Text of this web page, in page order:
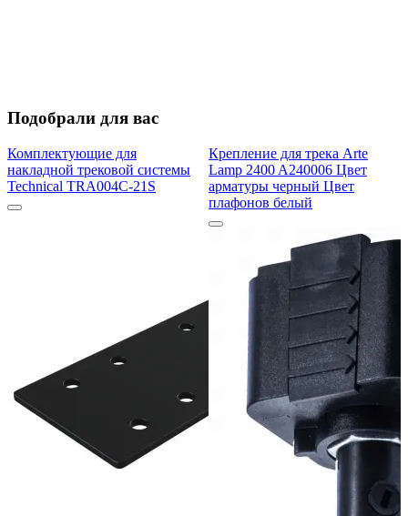
Подобрали для вас
Комплектующие для
накладной трековой системы
Technical TRA004C-21S
Крепление для трека Arte
Lamp 2400 A240006 Цвет
арматуры черный Цвет
плафонов белый